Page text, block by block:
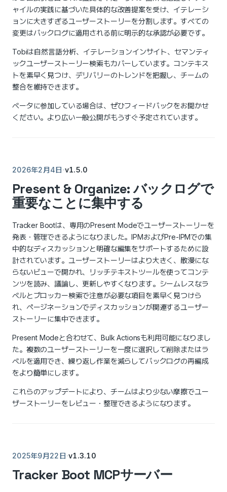
ャイルの実践に基づいた具体的な改善提案を受け、イテレーシ
ョンに大きすぎるユーザーストーリーを分割します。すべての
変更はバックログに適用される前に明示的な承認が必要です。
Tobiは自然言語分析、イテレーションインサイト、セマンティ
ックユーザーストーリー検索もカバーしています。コンテキス
トを素早く見つけ、デリバリーのトレンドを把握し、チームの
整合を維持できます。
ベータに参加している場合は、ぜひフィードバックをお聞かせ
ください。より広い一般公開がもうすぐ予定されています。
2026年2月4日 ·v1.5.0
Present & Organize: バックログで
重要なことに集中する
Tracker Bootは、専用のPresent Modeでユーザーストーリーを
発表・管理できるようになりました。IPMおよびPre-IPMでの集
中的なディスカッションと明確な編集をサポートするために設
計されています。ユーザーストーリーはより大きく、散漫にな
らないビューで開かれ、リッチテキストツールを使ってコンテ
ンツを読み、議論し、更新しやすくなります。シームレスなラ
ベルとブロッカー検索で注意が必要な項目を素早く見つけら
れ、ページネーションでディスカッションが関連するユーザー
ストーリーに集中できます。
Present Modeと合わせて、Bulk Actionsも利用可能になりまし
た。複数のユーザーストーリーを一度に選択して削除またはラ
ベルを適用でき、繰り返し作業を減らしてバックログの再編成
をより簡単にします。
これらのアップデートにより、チームはより少ない摩擦でユー
ザーストーリーをレビュー・整理できるようになります。
Tracker Boot server
Claude Code
CLI
2025年9月22日·v1.3.10
Tracker Boot MCPサーバー